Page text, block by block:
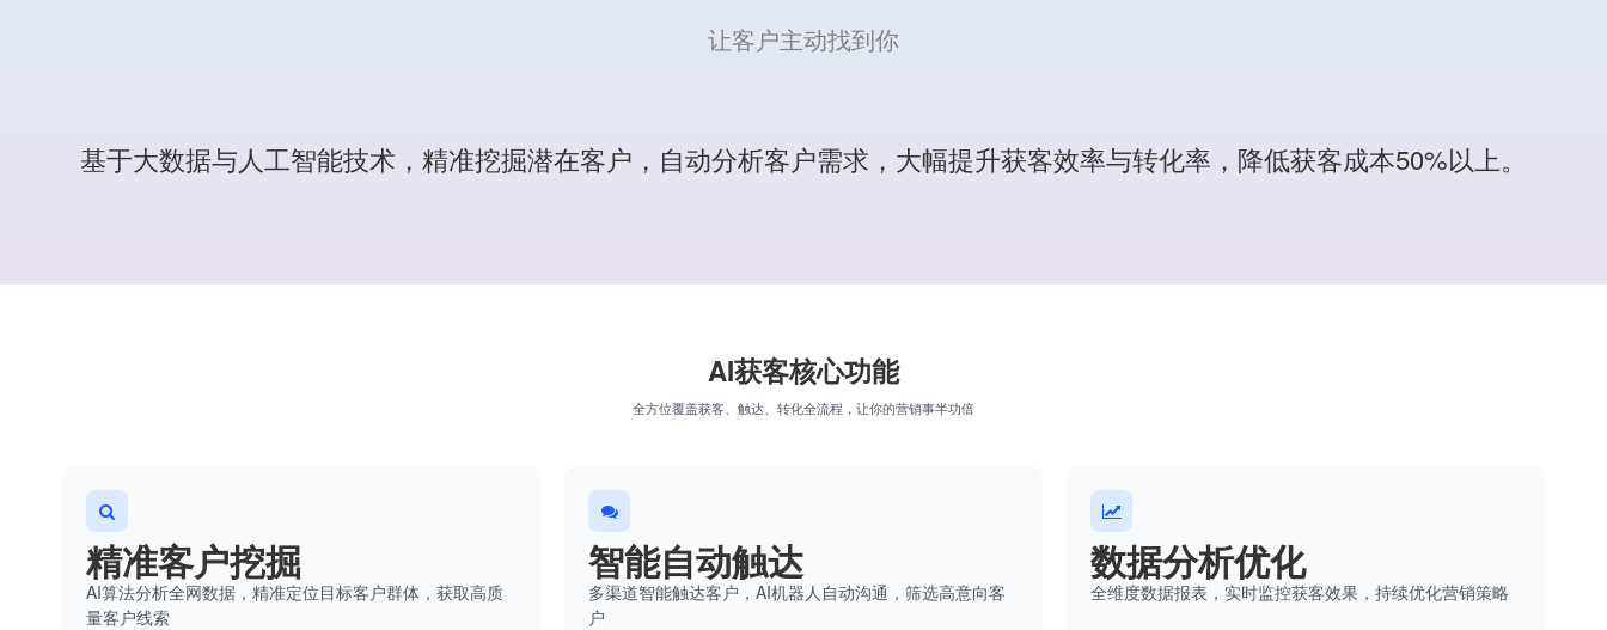
让客户主动找到你
基于大数据与人工智能技术，精准挖掘潜在客户，自动分析客户需求，大幅提升获客效率与转化率，降低获客成本50%以上。
AI获客核心功能
全方位覆盖获客、触达、转化全流程，让你的营销事半功倍
精准客户挖掘
AI算法分析全网数据，精准定位目标客户群体，获取高质
量客户线索
智能自动触达
多渠道智能触达客户，AI机器人自动沟通，筛选高意向客
户
数据分析优化
全维度数据报表，实时监控获客效果，持续优化营销策略